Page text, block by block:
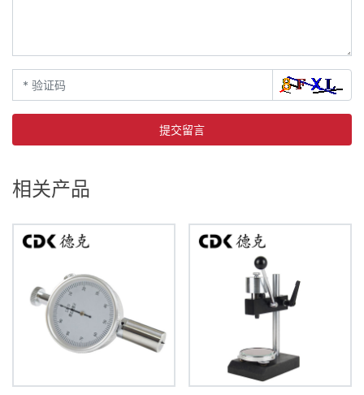
提交留言
相关产品